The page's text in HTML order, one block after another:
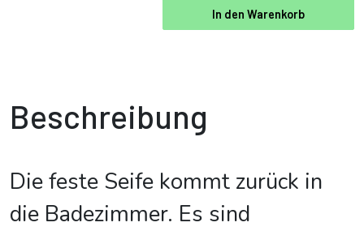
In den Warenkorb
Beschreibung
Die feste Seife kommt zurück in
die Badezimmer. Es sind